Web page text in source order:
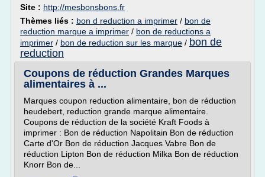
Site : http://mesbonsbons.fr
Thèmes liés : bon d reduction a imprimer / bon de
reduction marque a imprimer / bon de reductions a
imprimer / bon de reduction sur les marque / bon de
reduction
Coupons de réduction Grandes Marques
alimentaires à ...
Marques coupon reduction alimentaire, bon de réduction
heudebert, reduction grande marque alimentaire.
Coupons de réduction de la société Kraft Foods à
imprimer : Bon de réduction Napolitain Bon de réduction
Carte d'Or Bon de réduction Jacques Vabre Bon de
réduction Lipton Bon de réduction Milka Bon de réduction
Knorr Bon de...